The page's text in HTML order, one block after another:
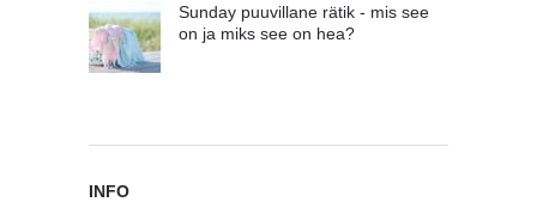
Sunday puuvillane rätik - mis see
on ja miks see on hea?
INFO